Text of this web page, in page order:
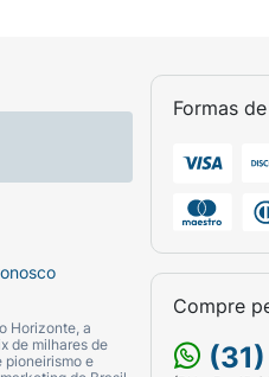
Horizonte, a
de milhares de
pioneirismo e
Formas
Compre